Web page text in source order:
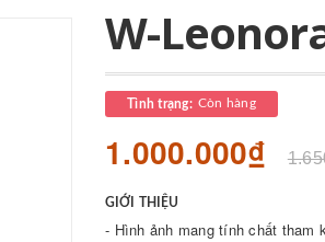
W-
Tình trạng: Còn hàng
1.000.000₫
GIỚI THIỆU
- Hình ảnh mang tính chất tham